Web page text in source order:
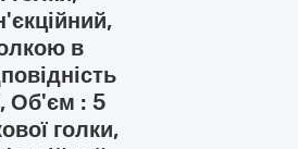
в
Об'єм : 5
голки,